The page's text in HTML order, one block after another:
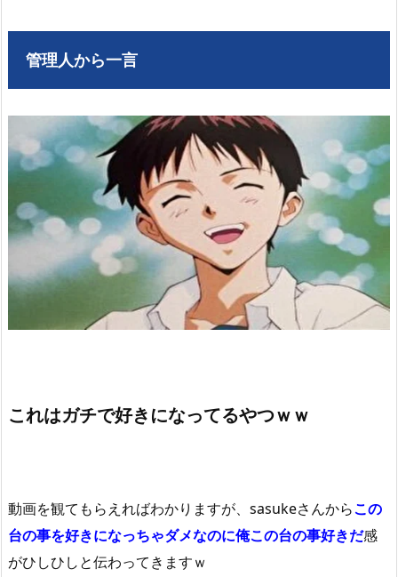
管理人から一言
これはガチで好きになってるやつｗｗ
動画を観てもらえればわかりますが、sasukeさんからこの
台の事を好きになっちゃダメなのに俺この台の事好きだ感
がひしひしと伝わってきますｗ